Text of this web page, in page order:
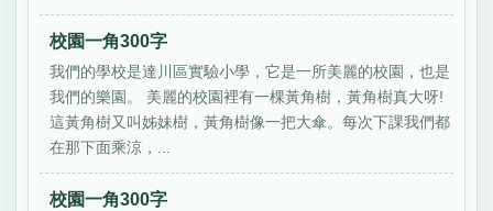
校園一角300字
我們的學校是達川區實驗小學，它是一所美麗的校園，也是
我們的樂園。 美麗的校園裡有一棵黃角樹，黃角樹真大呀!
這黃角樹又叫姊妹樹，黃角樹像一把大傘。每次下課我們都
在那下面乘涼，...
校園一角300字